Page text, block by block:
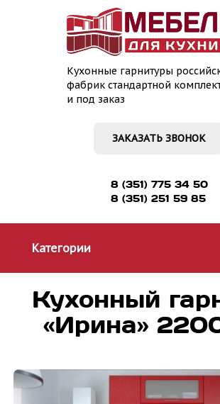
Кухонные гарнитуры
фабрик стандартной
и под заказ
ЗАКАЗАТЬ ЗВОНОК
8 (351) 775 34 50
8 (351) 251 59 85
Категории
Кухонный
«Ирина»